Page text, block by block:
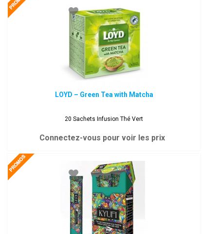
LOYD – Green Tea with Matcha
20 Sachets Infusion Thé Vert
Connectez-vous pour voir les prix